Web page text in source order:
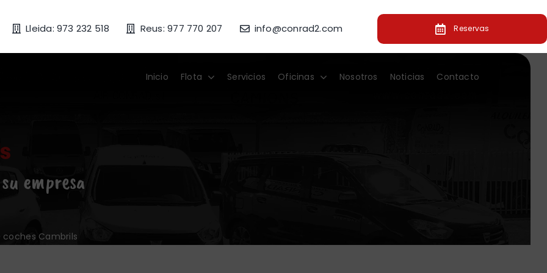
Lleida: 973 232 518 Reus: 977 770 207 info@conrad2.com Reservas
Inicio Flota Servicios Oficinas Nosotros Noticias Contacto
empresa
coches Cambrils